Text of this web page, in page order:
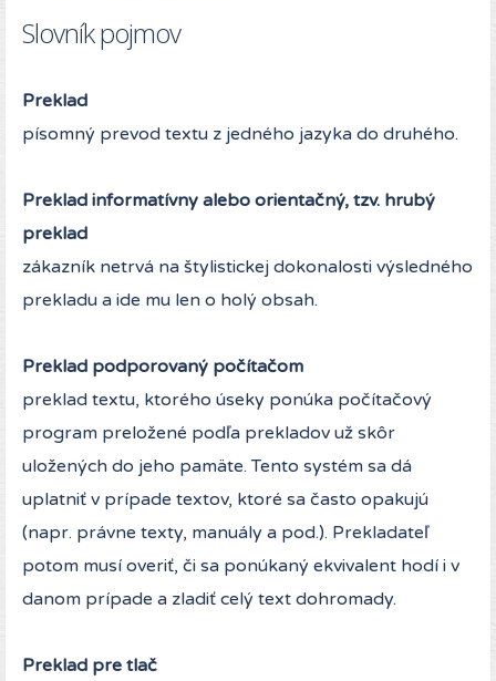
Slovník pojmov
Preklad
písomný prevod textu z jedného jazyka do druhého.
Preklad informatívny alebo orientačný, tzv. hrubý
preklad
zákazník netrvá na štylistickej dokonalosti výsledného
prekladu a ide mu len o holý obsah.
Preklad podporovaný počítačom
preklad textu, ktorého úseky ponúka počítačový
program preložené podľa prekladov už skôr
uložených do jeho pamäte. Tento systém sa dá
uplatniť v prípade textov, ktoré sa často opakujú
(napr. právne texty, manuály a pod.). Prekladateľ
potom musí overiť, či sa ponúkaný ekvivalent hodí i v
danom prípade a zladiť celý text dohromady.
Preklad pre tlač